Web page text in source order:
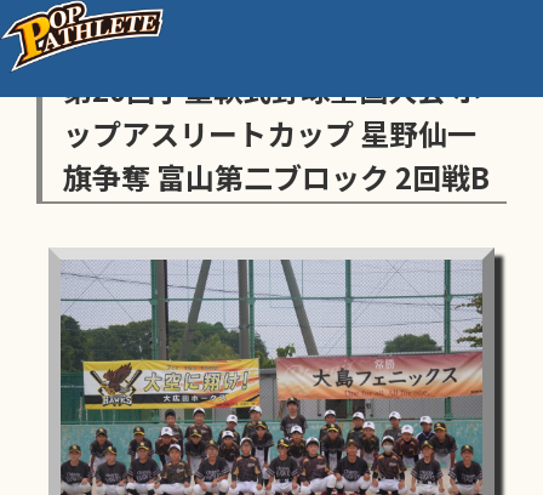
センス・トラストトーナメント
第20回学童軟式野球全国大会 ポ
ップアスリートカップ 星野仙一
旗争奪 富山第二ブロック 2回戦B